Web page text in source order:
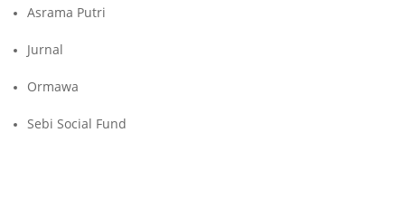
Asrama Putri
Jurnal
Ormawa
Sebi Social Fund